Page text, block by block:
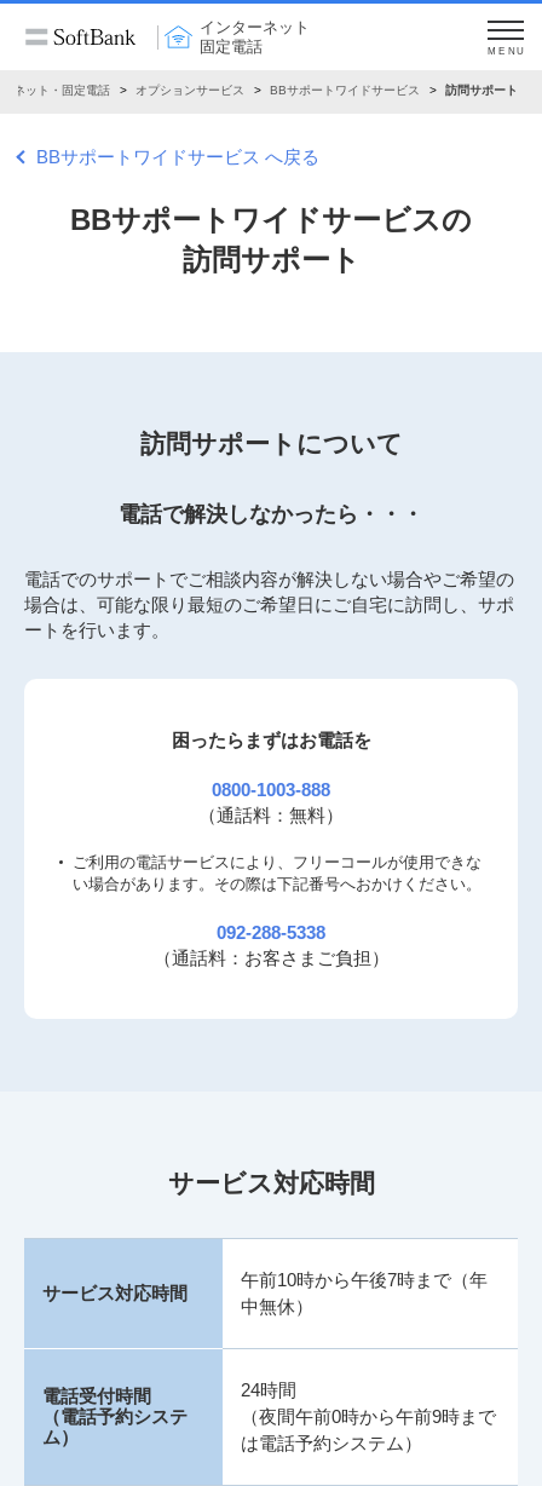
インターネット
固定電話
MENU
ネット・固定電話 オプションサービス BBサポートワイドサービス 訪問サポート
BBサポートワイドサービス へ戻る
BBサポートワイドサービスの
訪問サポート
訪問サポートについて
電話で解決しなかったら・・・
電話でのサポートでご相談内容が解決しない場合やご希望の
場合は、可能な限り最短のご希望日にご自宅に訪問し、サポ
ートを行います。
困ったらまずはお電話を
0800-1003-888
（通話料：無料）
ご利用の電話サービスにより、フリーコールが使用できな
い場合があります。その際は下記番号へおかけください。
092-288-5338
（通話料：お客さまご負担）
サービス対応時間
サービス対応時間
午前10時から午後7時まで（年
中無休）
電話受付時間
（電話予約システ
ム）
24時間
（夜間午前0時から午前9時まで
は電話予約システム）